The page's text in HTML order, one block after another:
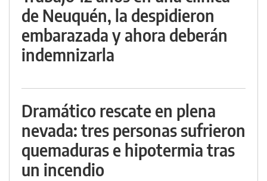
de Neuquén, la despidieron
embarazada y ahora deberán
indemnizarla
Dramático rescate en plena
nevada: tres personas sufrieron
quemaduras e hipotermia tras
un incendio